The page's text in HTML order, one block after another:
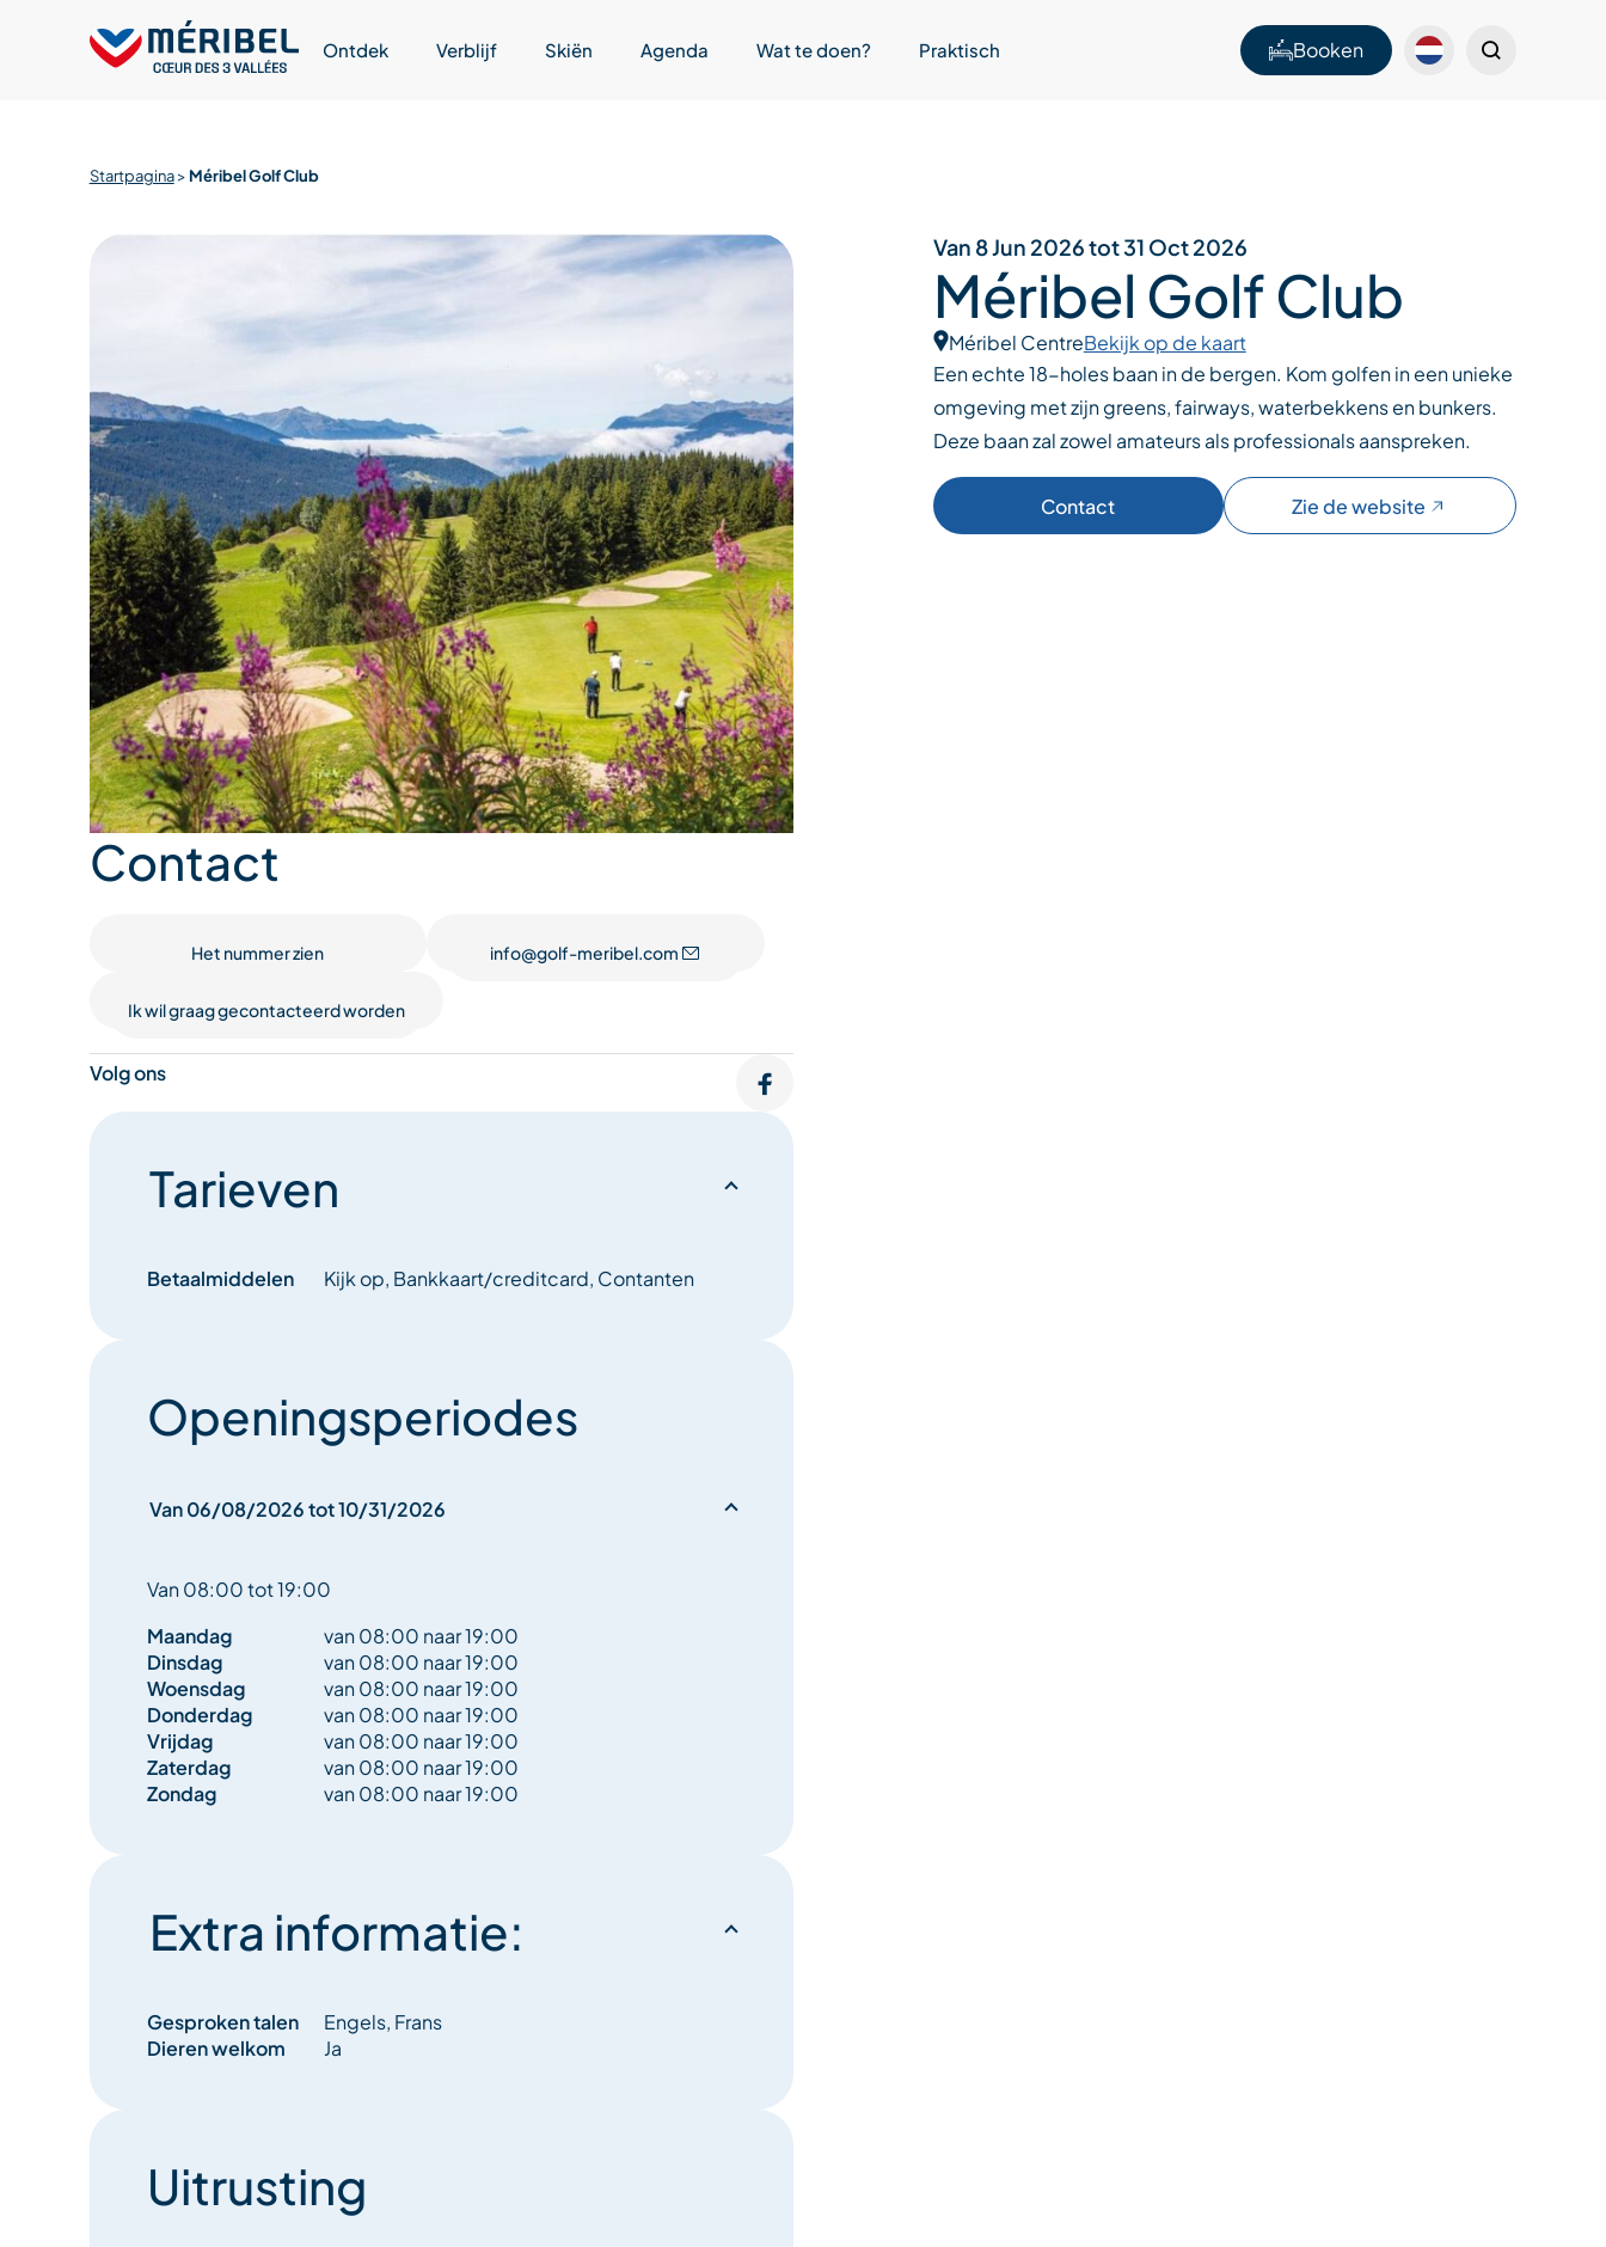
Ontdek Verblijf Skiën Agenda Wat te doen? Praktisch Booken
Startpagina> Méribel Golf Club
Contact
Het nummer zien info@golf-meribel.com
Ik wil graag gecontacteerd worden
Volg ons
Tarieven
Betaalmiddelen Kijk op, Bankkaart/creditcard, Contanten
Openingsperiodes
Van 06/08/2026 tot 10/31/2026
Van 08:00 tot 19:00
Maandag
van 08:00 naar 19:00
Dinsdag
van 08:00 naar 19:00
Woensdag
van 08:00 naar 19:00
Donderdag
van 08:00 naar 19:00
Vrijdag
van 08:00 naar 19:00
Zaterdag
van 08:00 naar 19:00
Zondag
van 08:00 naar 19:00
Extra informatie:
Gesproken talen
Engels, Frans
Dieren welkom
Ja
Uitrusting
Van 8 Jun 2026 tot 31 Oct 2026
Méribel Golf Club
Méribel CentreBekijk op de kaart
Een echte 18-holes baan in de bergen. Kom golfen in een unieke
omgeving met zijn greens, fairways, waterbekkens en bunkers.
Deze baan zal zowel amateurs als professionals aanspreken.
Contact Zie de website